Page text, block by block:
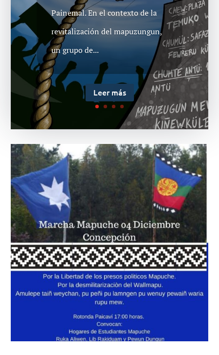
Painemal. En el contexto de la
revitalización del mapuzungun,
un grupo de...
Leer más
los graves atropellamientos a
nuestro pueblo. Alzar la voz por
nuestros prisioneros políticos
mapuches encarcelados...